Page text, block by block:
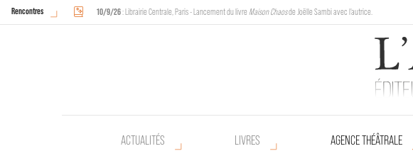
Rencontres 10/9/26: Librairie Centrale, Paris - Lancement du livre Maison Chaosde Joëlle Sambi avec l'autrice.
: Halles de Schaerbeek, Bruxelles - L'Arche sera présente au Poetik Bazar tout le weekend !
ACTUALITÉS LIVRES
AGENCE THÉÂTRALE